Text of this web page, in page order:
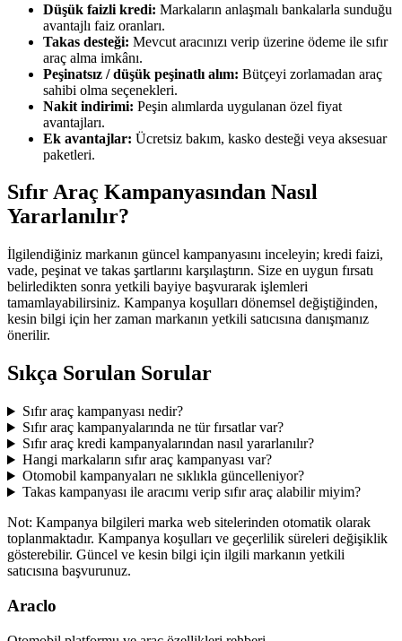
Düşük faizli kredi: Markaların anlaşmalı bankalarla sunduğu
avantajlı faiz oranları.
Takas desteği: Mevcut aracınızı verip üzerine ödeme ile sıfır
araç alma imkânı.
Peşinatsız / düşük peşinatlı alım: Bütçeyi zorlamadan araç
sahibi olma seçenekleri.
Nakit indirimi: Peşin alımlarda uygulanan özel fiyat
avantajları.
Ek avantajlar: Ücretsiz bakım, kasko desteği veya aksesuar
paketleri.
Sıfır Araç Kampanyasından Nasıl
Yararlanılır?
İlgilendiğiniz markanın güncel kampanyasını inceleyin; kredi faizi,
vade, peşinat ve takas şartlarını karşılaştırın. Size en uygun fırsatı
belirledikten sonra yetkili bayiye başvurarak işlemleri
tamamlayabilirsiniz. Kampanya koşulları dönemsel değiştiğinden,
kesin bilgi için her zaman markanın yetkili satıcısına danışmanız
önerilir.
Sıkça Sorulan Sorular
Sıfır araç kampanyası nedir?
Sıfır araç kampanyalarında ne tür fırsatlar var?
Sıfır araç kredi kampanyalarından nasıl yararlanılır?
Hangi markaların sıfır araç kampanyası var?
Otomobil kampanyaları ne sıklıkla güncelleniyor?
Takas kampanyası ile aracımı verip sıfır araç alabilir miyim?
Not: Kampanya bilgileri marka web sitelerinden otomatik olarak
toplanmaktadır. Kampanya koşulları ve geçerlilik süreleri değişiklik
gösterebilir. Güncel ve kesin bilgi için ilgili markanın yetkili
satıcısına başvurunuz.
Araclo